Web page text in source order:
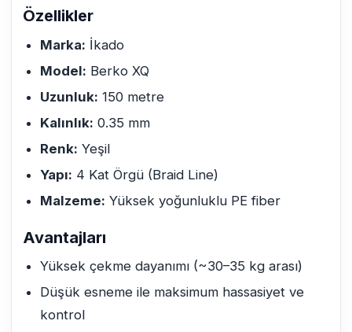
Özellikler
Marka: İkado
Model: Berko XQ
Uzunluk: 150 metre
Kalınlık: 0.35 mm
Renk: Yeşil
Yapı: 4 Kat Örgü (Braid Line)
Malzeme: Yüksek yoğunluklu PE fiber
Avantajları
Yüksek çekme dayanımı (~30–35 kg arası)
Düşük esneme ile maksimum hassasiyet ve
kontrol